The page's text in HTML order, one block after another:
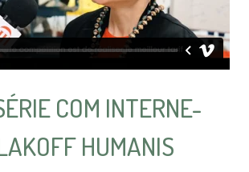
COM INTERNE-
HUMANIS